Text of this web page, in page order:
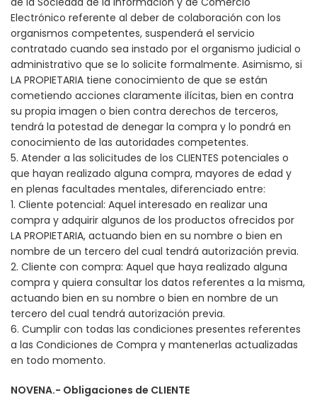
Electrónico referente al deber de colaboración con los
organismos competentes, suspenderá el servicio
contratado cuando sea instado por el organismo judicial o
administrativo que se lo solicite formalmente. Asimismo, si
LA PROPIETARIA tiene conocimiento de que se están
cometiendo acciones claramente ilícitas, bien en contra
su propia imagen o bien contra derechos de terceros,
tendrá la potestad de denegar la compra y lo pondrá en
conocimiento de las autoridades competentes.
5. Atender a las solicitudes de los CLIENTES potenciales o
que hayan realizado alguna compra, mayores de edad y
en plenas facultades mentales, diferenciado entre:
1. Cliente potencial: Aquel interesado en realizar una
compra y adquirir algunos de los productos ofrecidos por
LA PROPIETARIA, actuando bien en su nombre o bien en
nombre de un tercero del cual tendrá autorización previa.
2. Cliente con compra: Aquel que haya realizado alguna
compra y quiera consultar los datos referentes a la misma,
actuando bien en su nombre o bien en nombre de un
tercero del cual tendrá autorización previa.
6. Cumplir con todas las condiciones presentes referentes
a las Condiciones de Compra y mantenerlas actualizadas
en todo momento.
NOVENA.- Obligaciones de CLIENTE